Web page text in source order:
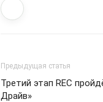
Предыдущая статья
Третий этап REC
Драйв»